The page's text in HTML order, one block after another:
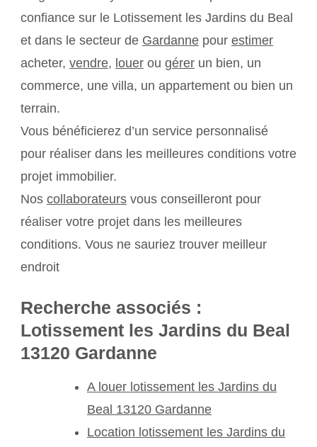
confiance sur le Lotissement les Jardins du Beal
et dans le secteur de Gardanne pour estimer
acheter, vendre, louer ou gérer un bien, un
commerce, une villa, un appartement ou bien un
terrain.
Vous bénéficierez d’un service personnalisé
pour réaliser dans les meilleures conditions votre
projet immobilier.
Nos collaborateurs vous conseilleront pour
réaliser votre projet dans les meilleures
conditions. Vous ne sauriez trouver meilleur
endroit
Recherche associés :
Lotissement les Jardins du Beal
13120 Gardanne
A louer lotissement les Jardins du
Beal 13120 Gardanne
Location lotissement les Jardins du